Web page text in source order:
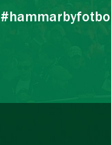
#hammarbyfotboll